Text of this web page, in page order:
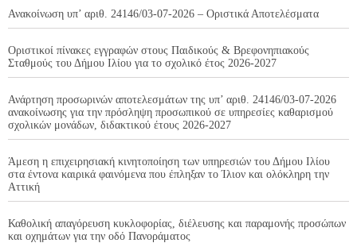
Ανακοίνωση υπ’ αριθ. 24146/03-07-2026 – Οριστικά Αποτελέσματα
Οριστικοί πίνακες εγγραφών στους Παιδικούς & Βρεφονηπιακούς
Σταθμούς του Δήμου Ιλίου για το σχολικό έτος 2026-2027
Ανάρτηση προσωρινών αποτελεσμάτων της υπ’ αριθ. 24146/03-07-2026
ανακοίνωσης για την πρόσληψη προσωπικού σε υπηρεσίες καθαρισμού
σχολικών μονάδων, διδακτικού έτους 2026-2027
Άμεση η επιχειρησιακή κινητοποίηση των υπηρεσιών του Δήμου Ιλίου
στα έντονα καιρικά φαινόμενα που έπληξαν το Ίλιον και ολόκληρη την
Αττική
Καθολική απαγόρευση κυκλοφορίας, διέλευσης και παραμονής προσώπων
και οχημάτων για την οδό Πανοράματος